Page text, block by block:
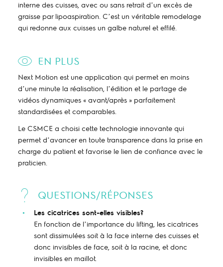
interne des cuisses, avec ou sans retrait d’un excès de
graisse par lipoaspiration. C’est un véritable remodelage
qui redonne aux cuisses un galbe naturel et effilé.
EN PLUS
Next Motion est une application qui permet en moins
d’une minute la réalisation, l’édition et le partage de
vidéos dynamiques « avant/après » parfaitement
standardisées et comparables.
Le CSMCE a choisi cette technologie innovante qui
permet d’avancer en toute transparence dans la prise en
charge du patient et favorise le lien de confiance avec le
praticien.
QUESTIONS/RÉPONSES
Les cicatrices sont-elles visibles?
En fonction de l’importance du lifting, les cicatrices
sont dissimulées soit à la face interne des cuisses et
donc invisibles de face, soit à la racine, et donc
invisibles en maillot.